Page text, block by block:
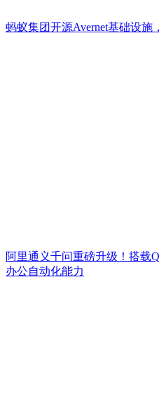
蚂蚁集团开源Avernet基础设
阿里通义千问重磅升级！搭载
办公自动化能力